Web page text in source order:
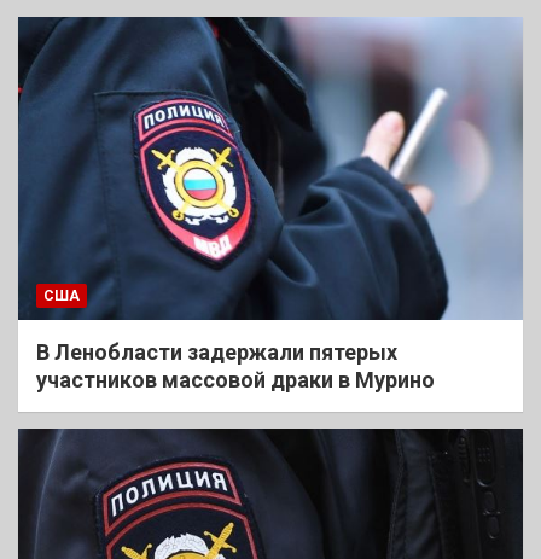
США
В Ленобласти задержали пятерых
участников массовой драки в Мурино